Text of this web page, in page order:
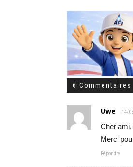
6 Commentaires
Uwe 14/
Cher
Merci
Répondre